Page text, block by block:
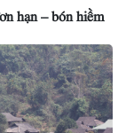
hạn – bón hiềm